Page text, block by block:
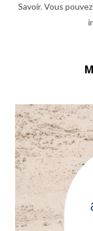
Savoir. Vous